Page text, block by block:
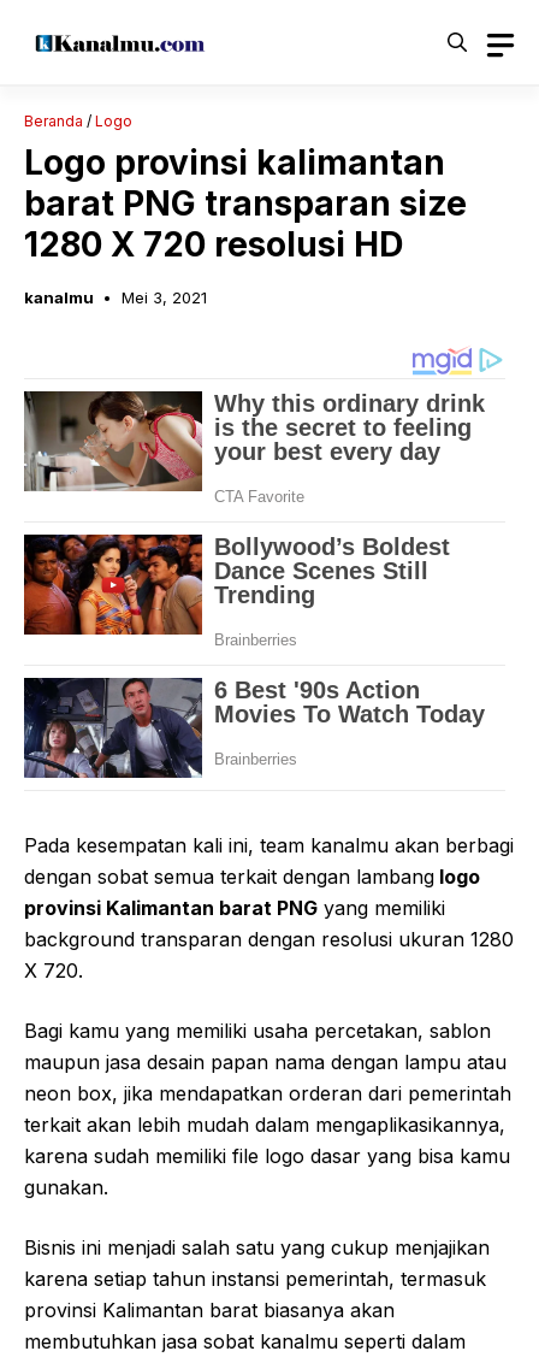
Beranda / Logo
Logo provinsi kalimantan
barat PNG transparan size
1280 X 720 resolusi HD
kanalmu Mei 3, 2021
Pada kesempatan kali ini, team kanalmu akan berbagi
dengan sobat semua terkait dengan lambang logo
provinsi Kalimantan barat PNG yang memiliki
background transparan dengan resolusi ukuran 1280
X 720.
Bagi kamu yang memiliki usaha percetakan, sablon
maupun jasa desain papan nama dengan lampu atau
neon box, jika mendapatkan orderan dari pemerintah
terkait akan lebih mudah dalam mengaplikasikannya,
karena sudah memiliki file logo dasar yang bisa kamu
gunakan.
Bisnis ini menjadi salah satu yang cukup menjajikan
karena setiap tahun instansi pemerintah, termasuk
provinsi Kalimantan barat biasanya akan
membutuhkan jasa sobat kanalmu seperti dalam